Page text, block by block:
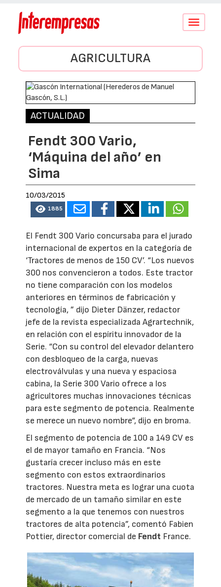
Conmutar
AGRICULTURA
ACTUALIDAD
Fendt 300 Vario,
‘Máquina del año’ en
Sima
10/03/2015
1885
El Fendt 300 Vario concursaba para el jurado
internacional de expertos en la categoría de
‘Tractores de menos de 150 CV’. “Los nuevos
300 nos convencieron a todos. Este tractor
no tiene comparación con los modelos
anteriores en términos de fabricación y
tecnología, ” dijo Dieter Dänzer, redactor
jefe de la revista especializada Agrartechnik,
en relación con el espíritu innovador de la
Serie. “Con su control del elevador delantero
con desbloqueo de la carga, nuevas
electroválvulas y una nueva y espaciosa
cabina, la Serie 300 Vario ofrece a los
agricultores muchas innovaciones técnicas
para este segmento de potencia. Realmente
se merece un nuevo nombre“, dijo en broma.
El segmento de potencia de 100 a 149 CV es
el de mayor tamaño en Francia. “Nos
gustaría crecer incluso más en este
segmento con estos extraordinarios
tractores. Nuestra meta es lograr una cuota
de mercado de un tamaño similar en este
segmento a la que tenemos con nuestros
tractores de alta potencia”, comentó Fabien
Pottier, director comercial de Fendt France.